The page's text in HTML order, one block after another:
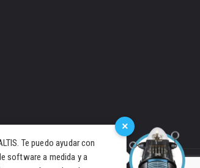
×
Te puedo ayudar con
software a medida y a